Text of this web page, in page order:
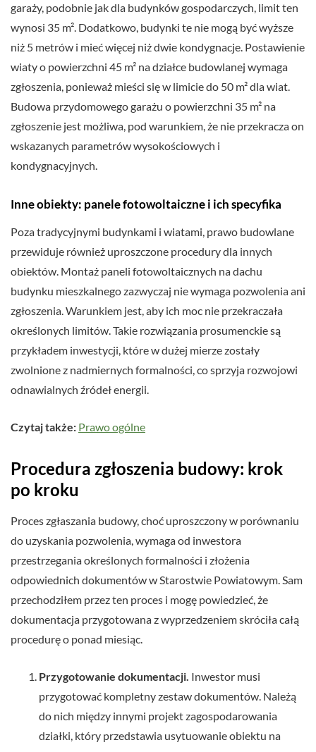
garaży, podobnie jak dla budynków gospodarczych, limit ten
wynosi 35 m². Dodatkowo, budynki te nie mogą być wyższe
niż 5 metrów i mieć więcej niż dwie kondygnacje. Postawienie
wiaty o powierzchni 45 m² na działce budowlanej wymaga
zgłoszenia, ponieważ mieści się w limicie do 50 m² dla wiat.
Budowa przydomowego garażu o powierzchni 35 m² na
zgłoszenie jest możliwa, pod warunkiem, że nie przekracza on
wskazanych parametrów wysokościowych i
kondygnacyjnych.
Inne obiekty: panele fotowoltaiczne i ich specyfika
Poza tradycyjnymi budynkami i wiatami, prawo budowlane
przewiduje również uproszczone procedury dla innych
obiektów. Montaż paneli fotowoltaicznych na dachu
budynku mieszkalnego zazwyczaj nie wymaga pozwolenia ani
zgłoszenia. Warunkiem jest, aby ich moc nie przekraczała
określonych limitów. Takie rozwiązania prosumenckie są
przykładem inwestycji, które w dużej mierze zostały
zwolnione z nadmiernych formalności, co sprzyja rozwojowi
odnawialnych źródeł energii.
Czytaj także: Prawo ogólne
Procedura zgłoszenia budowy: krok
po kroku
Proces zgłaszania budowy, choć uproszczony w porównaniu
do uzyskania pozwolenia, wymaga od inwestora
przestrzegania określonych formalności i złożenia
odpowiednich dokumentów w Starostwie Powiatowym. Sam
przechodziłem przez ten proces i mogę powiedzieć, że
dokumentacja przygotowana z wyprzedzeniem skróciła całą
procedurę o ponad miesiąc.
Przygotowanie dokumentacji. Inwestor musi
przygotować kompletny zestaw dokumentów. Należą
do nich między innymi projekt zagospodarowania
działki, który przedstawia usytuowanie obiektu na